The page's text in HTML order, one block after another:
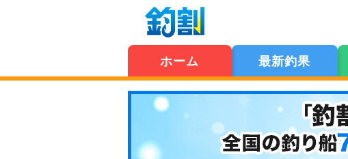
ホーム 最新釣果